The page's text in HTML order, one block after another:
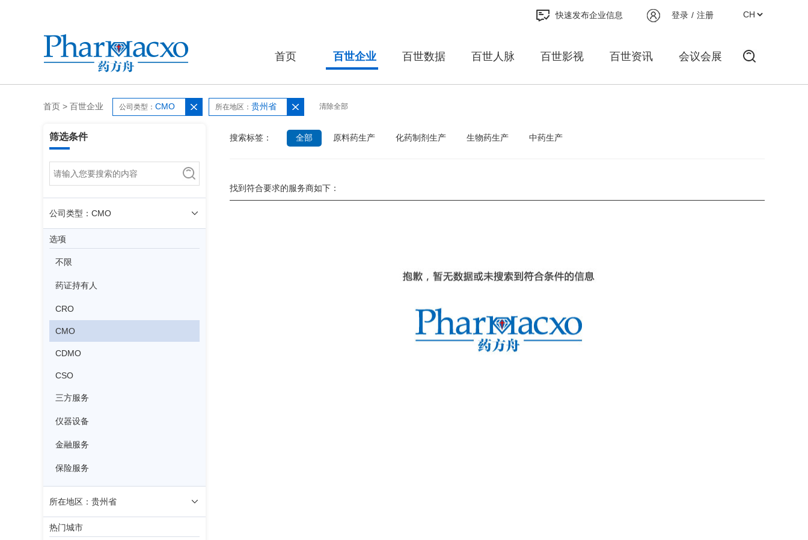
登录 / 注册
快速发布企业信息
首页 百世企业 百世数据 百世人脉 百世影视 百世资讯 会议会展
首页 > 百世企业 公司类型： CMO 所在地区： 贵州省 清除全部
筛选条件
公司类型：CMO
选项
不限
药证持有人
CRO
CMO
CDMO
CSO
三方服务
仪器设备
金融服务
保险服务
所在地区：贵州省
热门城市
搜索标签： 全部 原料药生产 化药制剂生产 生物药生产 中药生产
找到符合要求的服务商如下：